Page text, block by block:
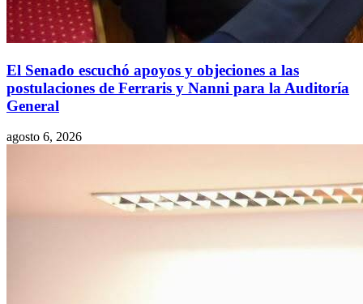
El Senado escuchó apoyos y objeciones a las
postulaciones de Ferraris y Nanni para la Auditoría
General
agosto 6, 2026